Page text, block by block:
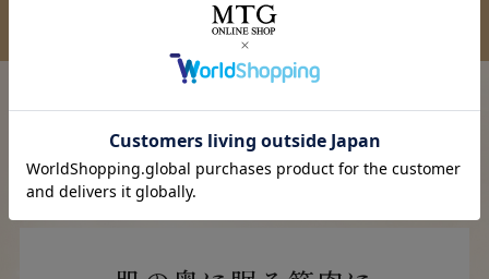
つまみ流す
筋肉を鍛える
EMS